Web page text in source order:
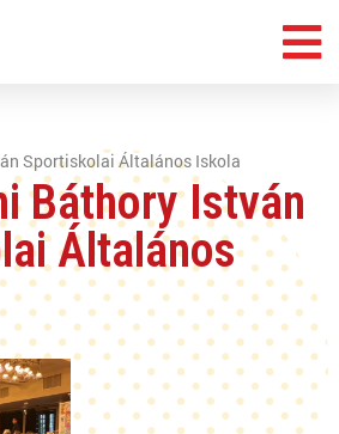
Sportiskolai Általános Iskola
Báthory István
Általános